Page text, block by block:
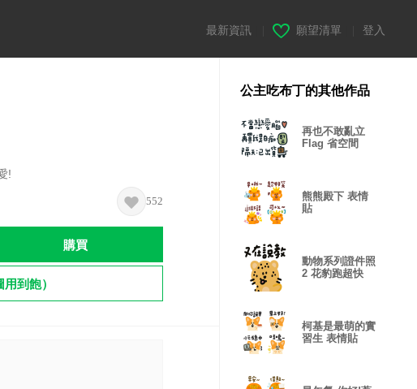
最新資訊 願望清單 登入
!
552
購買
到飽）
公主吃布丁的其他作品
再也不敢亂立
Flag 省空間
熊熊殿下 表情
貼
動物系列證件照
2 花豹跑超快
柯基是最萌的實
習生 表情貼